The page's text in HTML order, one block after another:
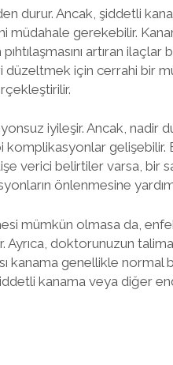
durur. Ancak, şiddetli
müdahale gerekebilir.
artıran
için cerrahi bir
iyileşir. Ancak, nadir
komplikasyonlar
verici belirtiler varsa, bir
önlenmesine
mümkün olmasa da,
doktorunuzun
kanama genellikle normal
kanama veya diğer